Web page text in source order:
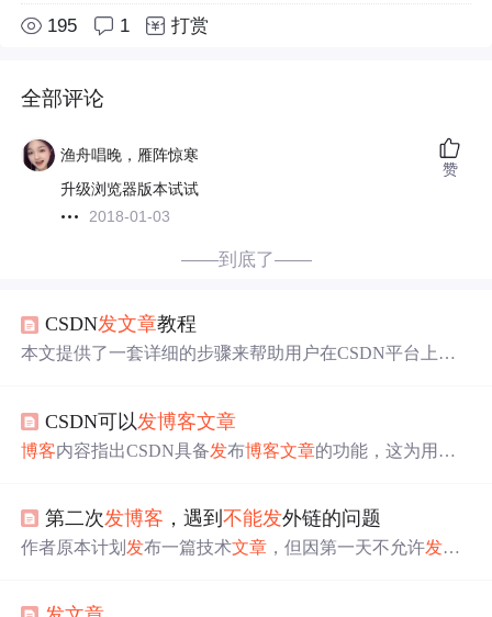
195 1 打赏
全部评论
渔舟唱晚，雁阵惊寒
升级浏览器版本试试
2018-01-03
赞
——到底了——
CSDN发文章教程
本文提供了一套详细的步骤来帮助用户在CSDN平台上快
CSDN可以发博客文章
博客内容指出CSDN具备发布博客文章的功能，这为用户
第二次发博客 ，遇到不能发外链的问题
作者原本计划 发布一篇技术文章 ，但因第一天不允许发送